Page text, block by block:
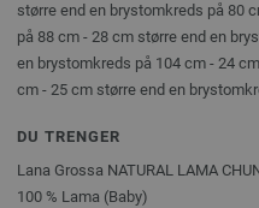
større end en brystomkreds på 80
på 88 cm - 28 cm større end en
en brystomkreds på 104 cm - 24
cm - 25 cm større end en
DU TRENGER
Lana Grossa NATURAL LAMA
100 % Lama (Baby)